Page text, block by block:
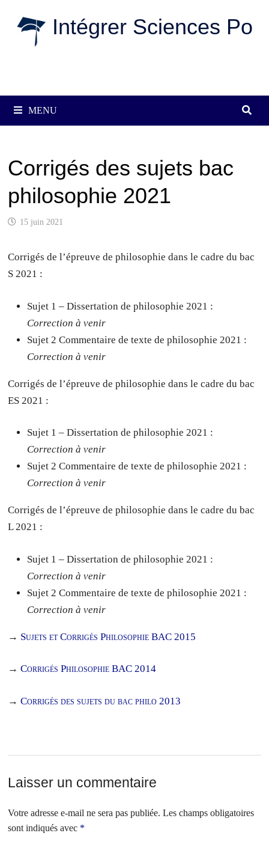
Intégrer Sciences Po
MENU
Corrigés des sujets bac
philosophie 2021
15 juin 2021
Corrigés de l’épreuve de philosophie dans le cadre du bac
S 2021 :
Sujet 1 – Dissertation de philosophie 2021 :
Correction à venir
Sujet 2 Commentaire de texte de philosophie 2021 :
Correction à venir
Corrigés de l’épreuve de philosophie dans le cadre du bac
ES 2021 :
Sujet 1 – Dissertation de philosophie 2021 :
Correction à venir
Sujet 2 Commentaire de texte de philosophie 2021 :
Correction à venir
Corrigés de l’épreuve de philosophie dans le cadre du bac
L 2021 :
Sujet 1 – Dissertation de philosophie 2021 :
Correction à venir
Sujet 2 Commentaire de texte de philosophie 2021 :
Correction à venir
→ Sujets et Corrigés Philosophie BAC 2015
→Corrigés Philosophie BAC 2014
→Corrigés des sujets du bac philo 2013
Laisser un commentaire
Votre adresse e-mail ne sera pas publiée. Les champs obligatoires
sont indiqués avec *